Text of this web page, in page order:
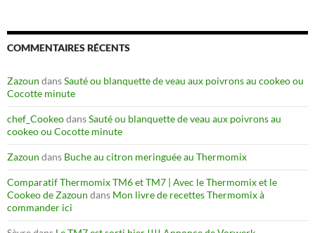
COMMENTAIRES RÉCENTS
Zazoun dansSauté ou blanquette de veau aux poivrons au cookeo ou
Cocotte minute
chef_CookeodansSauté ou blanquette de veau aux poivrons au
cookeo ou Cocotte minute
Zazoun dans Buche au citron meringuée au Thermomix
Comparatif Thermomix TM6 et TM7 | Avec le Thermomix et le
Cookeo de Zazoun dans Mon livre de recettes Thermomix à
commander ici